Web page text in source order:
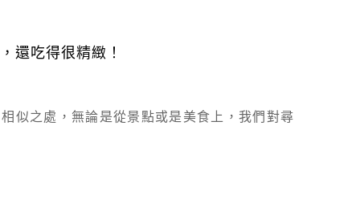
還吃得很精緻！
似之處，無論是從景點或是美食上，我們對尋